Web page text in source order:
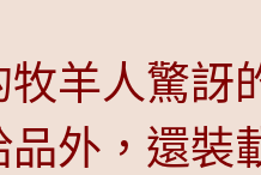
羊人驚訝
外，還裝